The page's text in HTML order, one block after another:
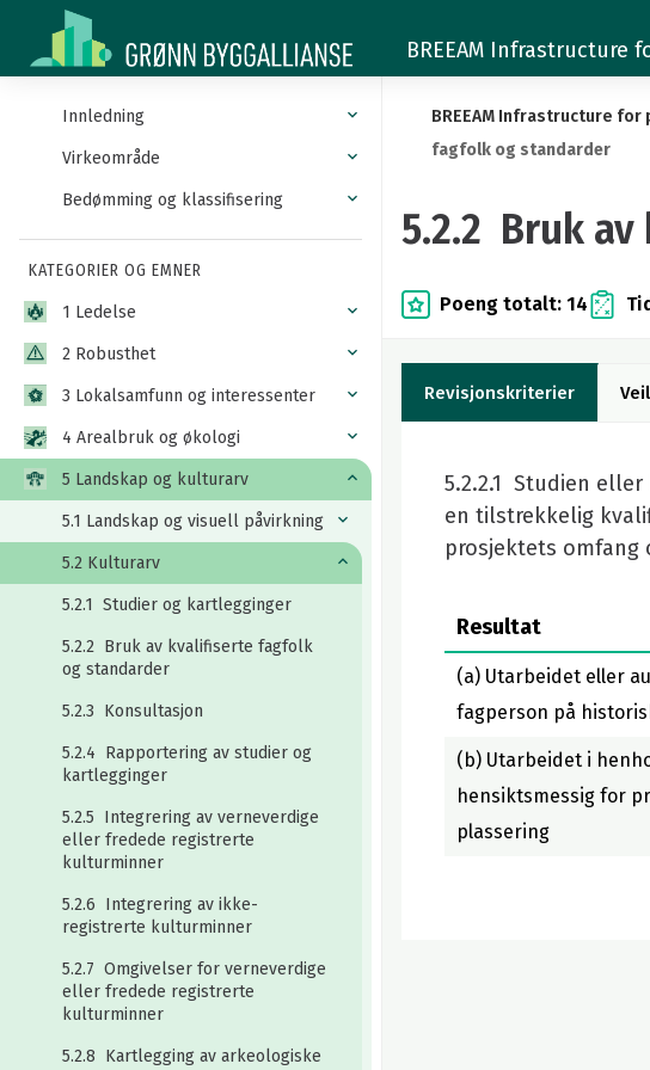
5.2.2
Bruk
kvalifiserte
fagfolk
og
standarder
BREEAM Infrastructure
Innledning
Virkeområde
Bedømming og klassifisering
KATEGORIER OG EMNER
1 Ledelse
2 Robusthet
3 Lokalsamfunn og interessenter
4 Arealbruk og økologi
5 Landskap og kulturarv
5.1 Landskap og visuell påvirkning
5.2 Kulturarv
5.2.1 Studier og kartlegginger
5.2.2 Bruk av kvalifiserte fagfolk
og standarder
5.2.3 Konsultasjon
5.2.4 Rapportering av studier og
kartlegginger
5.2.5 Integrering av verneverdige
eller fredede registrerte
kulturminner
5.2.6 Integrering av ikke-
registrerte kulturminner
5.2.7 Omgivelser for verneverdige
eller fredede registrerte
kulturminner
5.2.8 Kartlegging av arkeologiske
BREEAM Infrastructure
fagfolk og standarder
5.2.2 Bruk
Poeng totalt: 14
Revisjonskriterier
5.2.2.1 Studien
en tilstrekkelig
prosjektets omfang
Resultat
(a) Utarbeidet eller
fagperson på
(b) Utarbeidet i
hensiktsmessig for
plassering